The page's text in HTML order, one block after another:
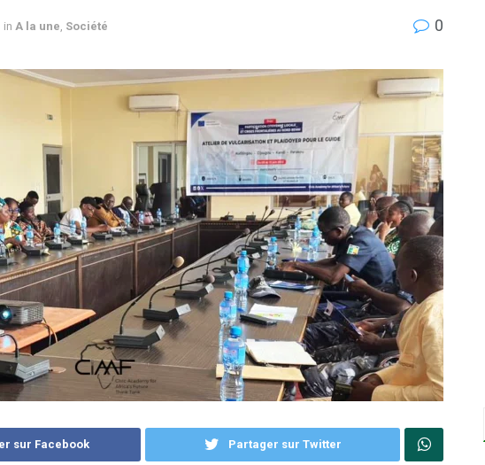
in A la une Société 0
sur Facebook Partager sur Twitter